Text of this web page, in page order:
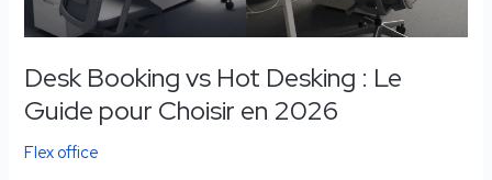
Desk Booking vs Hot Desking : Le
Guide pour Choisir en 2026
Flex office
pour
en
2026